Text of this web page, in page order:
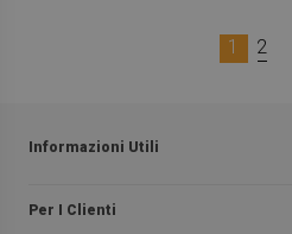
1 2
Informazioni Utili
Termini e condizioni
Per I Clienti